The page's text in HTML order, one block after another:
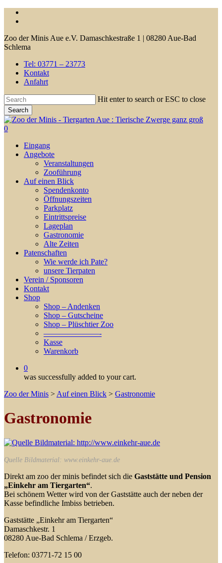
Skip
content
Zoo der Minis Aue e.V. Damaschkestraße 1 | 08280 Aue-Bad
Schlema
Tel: 03771 – 23773
Kontakt
Anfahrt
Hit enter to search or ESC to close
Search
Close
Search
0
Eingang
Angebote
Veranstaltungen
Zooführung
Auf einen Blick
Spendenkonto
Öffnungszeiten
Parkplatz
Eintrittspreise
Lageplan
Gastronomie
Alte Zeiten
Patenschaften
Wie werde ich Pate?
unsere Tierpaten
Verein / Sponsoren
Kontakt
Shop
Shop – Andenken
Shop – Gutscheine
Shop – Plüschtier Zoo
———————-
Kasse
Warenkorb
0
was successfully added to your cart.
Zoo der Minis > Auf einen Blick > Gastronomie
Gastronomie
Quelle Bildmaterial: www.einkehr-aue.de
Direkt am zoo der minis befindet sich die Gaststätte und Pension
„Einkehr am Tiergarten“.
Bei schönem Wetter wird von der Gaststätte auch der neben der
Kasse befindliche Imbiss betrieben.
Gaststätte „Einkehr am Tiergarten“
Damaschkestr. 1
08280 Aue-Bad Schlema / Erzgeb.
Telefon: 03771-72 15 00